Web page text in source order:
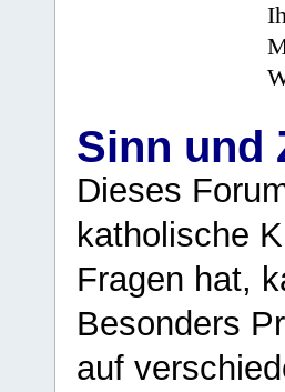
Sinn und
Dieses
katholische
Fragen hat,
Besonders
auf